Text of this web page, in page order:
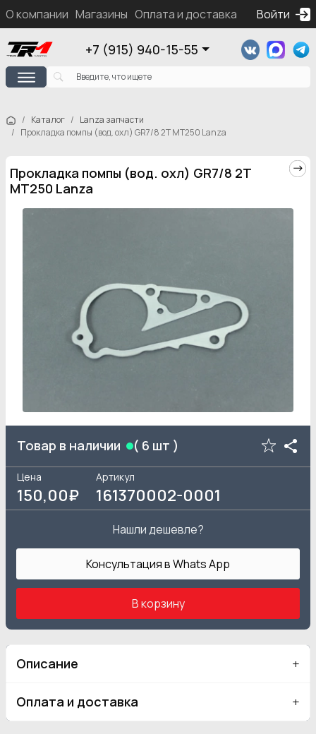
О компании Магазины Оплата и доставка Контакты
Войти
+7 (915) 940-15-55
Каталог
Lanza запчасти
Прокладка помпы (вод. охл) GR7/8 2T МТ250 Lanza
Прокладка помпы (вод. охл) GR7/8 2T
МТ250 Lanza
Товар в наличии ( 6 шт )
Цена
150,00₽
Артикул
161370002-0001
Нашли дешевле?
Консультация в Whats App
В корзину
Описание
Оплата и доставка